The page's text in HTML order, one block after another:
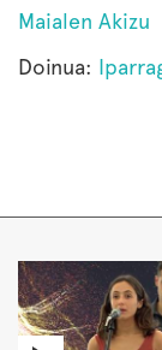
Maialen Akizu
Doinua: